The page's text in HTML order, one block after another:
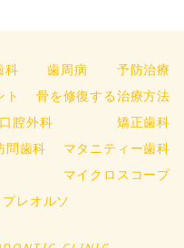
科 歯周病
予防治療
ト
骨を修復する治療方法
口腔外科
矯正歯科
問歯科
マタニティー歯科
マイクロスコープ
プレオルソ